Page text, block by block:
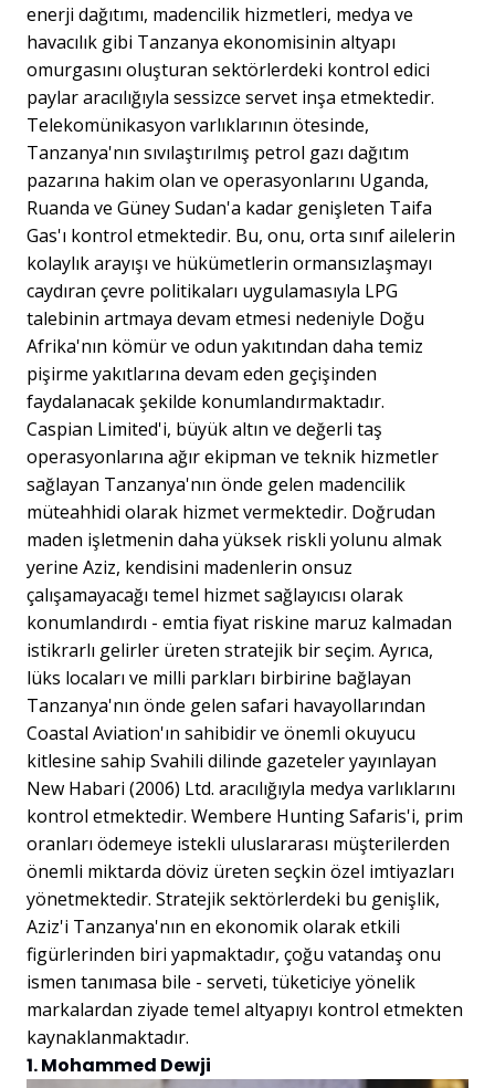
enerji dağıtımı, madencilik hizmetleri, medya ve
havacılık gibi Tanzanya ekonomisinin altyapı
omurgasını oluşturan sektörlerdeki kontrol edici
paylar aracılığıyla sessizce servet inşa etmektedir.
Telekomünikasyon varlıklarının ötesinde,
Tanzanya'nın sıvılaştırılmış petrol gazı dağıtım
pazarına hakim olan ve operasyonlarını Uganda,
Ruanda ve Güney Sudan'a kadar genişleten Taifa
Gas'ı kontrol etmektedir. Bu, onu, orta sınıf ailelerin
kolaylık arayışı ve hükümetlerin ormansızlaşmayı
caydıran çevre politikaları uygulamasıyla LPG
talebinin artmaya devam etmesi nedeniyle Doğu
Afrika'nın kömür ve odun yakıtından daha temiz
pişirme yakıtlarına devam eden geçişinden
faydalanacak şekilde konumlandırmaktadır.
Caspian Limited'i, büyük altın ve değerli taş
operasyonlarına ağır ekipman ve teknik hizmetler
sağlayan Tanzanya'nın önde gelen madencilik
müteahhidi olarak hizmet vermektedir. Doğrudan
maden işletmenin daha yüksek riskli yolunu almak
yerine Aziz, kendisini madenlerin onsuz
çalışamayacağı temel hizmet sağlayıcısı olarak
konumlandırdı - emtia fiyat riskine maruz kalmadan
istikrarlı gelirler üreten stratejik bir seçim. Ayrıca,
lüks locaları ve milli parkları birbirine bağlayan
Tanzanya'nın önde gelen safari havayollarından
Coastal Aviation'ın sahibidir ve önemli okuyucu
kitlesine sahip Svahili dilinde gazeteler yayınlayan
New Habari (2006) Ltd. aracılığıyla medya varlıklarını
kontrol etmektedir. Wembere Hunting Safaris'i, prim
oranları ödemeye istekli uluslararası müşterilerden
önemli miktarda döviz üreten seçkin özel imtiyazları
yönetmektedir. Stratejik sektörlerdeki bu genişlik,
Aziz'i Tanzanya'nın en ekonomik olarak etkili
figürlerinden biri yapmaktadır, çoğu vatandaş onu
ismen tanımasa bile - serveti, tüketiciye yönelik
markalardan ziyade temel altyapıyı kontrol etmekten
kaynaklanmaktadır.
1. Mohammed Dewji